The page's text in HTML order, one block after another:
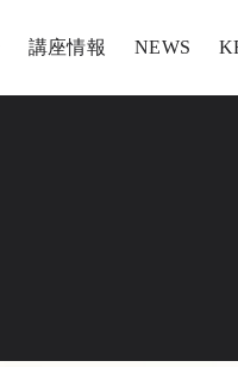
講座情報 NEWS